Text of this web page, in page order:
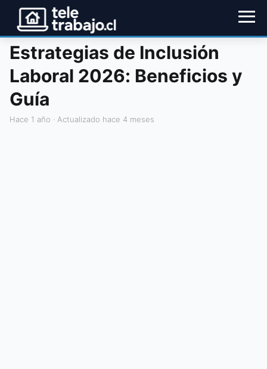
Estrategias de Inclusión
Laboral 2026: Beneficios y
Guía
hace 1 año · Actualizado hace 4 meses